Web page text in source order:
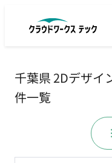
千葉県 2Dデザイ
件一覧